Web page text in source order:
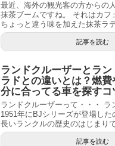
最近、海外の観光客の方からの
抹茶ブームですね。 それはカフ
ちょっと違う味を加えた抹茶ラ
記事を読む
ランドクルーザーとラ
ラドとの違いとは？燃費
分に合ってる車を探すコ
ランドクルーザーって・・・ ラ
1951年にBJシリーズが登場し
長いランクルの歴史のはじまり
記事を読む